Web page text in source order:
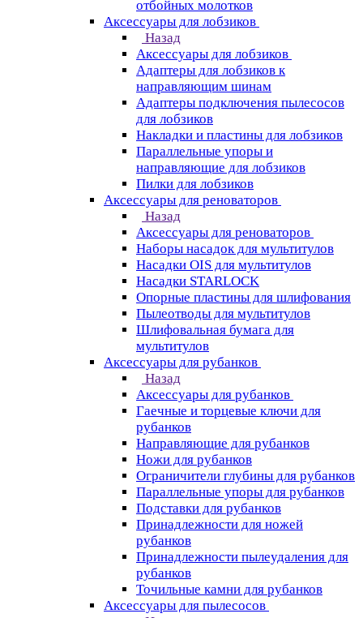
отбойных молотков
Аксессуары для лобзиков
Назад
Аксессуары для лобзиков
Адаптеры для лобзиков к
направляющим шинам
Адаптеры подключения пылесосов
для лобзиков
Накладки и пластины для лобзиков
Параллельные упоры и
направляющие для лобзиков
Пилки для лобзиков
Аксессуары для реноваторов
Назад
Аксессуары для реноваторов
Наборы насадок для мультитулов
Насадки OIS для мультитулов
Насадки STARLOCK
Опорные пластины для шлифования
Пылеотводы для мультитулов
Шлифовальная бумага для
мультитулов
Аксессуары для рубанков
Назад
Аксессуары для рубанков
Гаечные и торцевые ключи для
рубанков
Направляющие для рубанков
Ножи для рубанков
Ограничители глубины для рубанков
Параллельные упоры для рубанков
Подставки для рубанков
Принадлежности для ножей
рубанков
Принадлежности пылеудаления для
рубанков
Точильные камни для рубанков
Аксессуары для пылесосов